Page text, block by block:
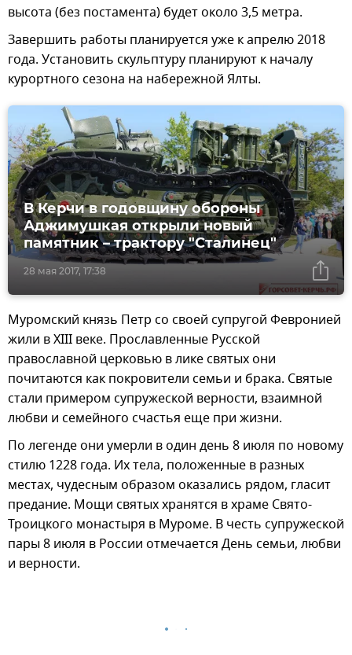
высота (без постамента) будет около 3,5 метра.
Завершить работы планируется уже к апрелю 2018
года. Установить скульптуру планируют к началу
курортного сезона на набережной Ялты.
28 мая 2017, 17:38
В Керчи в годовщину обороны
Аджимушкая открыли новый
памятник – трактору "Сталинец"
Муромский князь Петр со своей супругой Февронией
жили в XIII веке. Прославленные Русской
православной церковью в лике святых они
почитаются как покровители семьи и брака. Святые
стали примером супружеской верности, взаимной
любви и семейного счастья еще при жизни.
По легенде они умерли в один день 8 июля по новому
стилю 1228 года. Их тела, положенные в разных
местах, чудесным образом оказались рядом, гласит
предание. Мощи святых хранятся в храме Свято-
Троицкого монастыря в Муроме. В честь супружеской
пары 8 июля в России отмечается День семьи, любви
и верности.